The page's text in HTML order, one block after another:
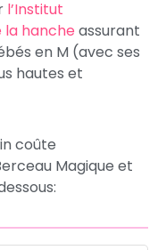
l’Institut
la hanche assurant
en M (avec ses
hautes et
coûte
Magique et